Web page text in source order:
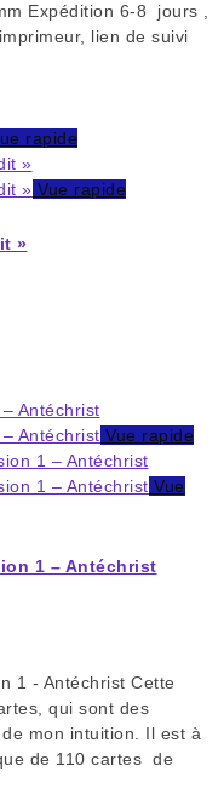
Expédition 6-8 jours ,
lien de suivi
rapide
Vue rapide
»
Vue rapide
Vue
1 – Antéchrist
1 - Antéchrist Cette
qui sont des
mon intuition. Il est à
de 110 cartes de